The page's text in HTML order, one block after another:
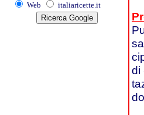
Web italiaricette.it
di